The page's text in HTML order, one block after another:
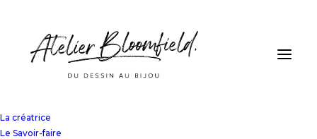
La créatrice
Le Savoir-faire